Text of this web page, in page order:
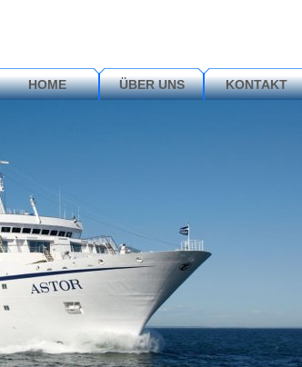
HOME ÜBER UNS KONTAKT